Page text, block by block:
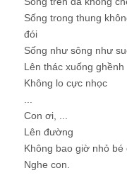
Sống trong thung
đói
Sống như sông như
Lên thác xuống ghềnh
Không lo cực nhọc
Con ơi, ...
Lên đường
Không bao giờ nhỏ bé
Nghe con.